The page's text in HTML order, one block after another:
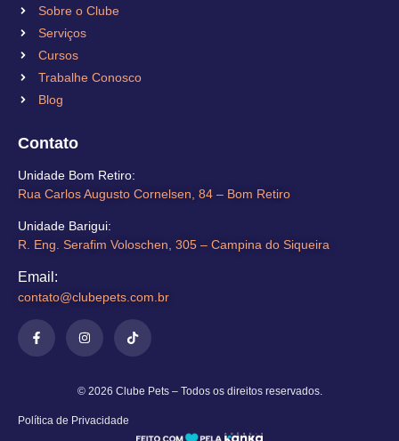
Sobre o Clube
Serviços
Cursos
Trabalhe Conosco
Blog
Contato
Unidade Bom Retiro​:
Rua Carlos Augusto Cornelsen, 84 – Bom Retiro​
Unidade Barigui:
R. Eng. Serafim Voloschen, 305 – Campina do Siqueira
Email:
contato@clubepets.com.br​
© 2026 Clube Pets – Todos os direitos reservados.
Política de Privacidade